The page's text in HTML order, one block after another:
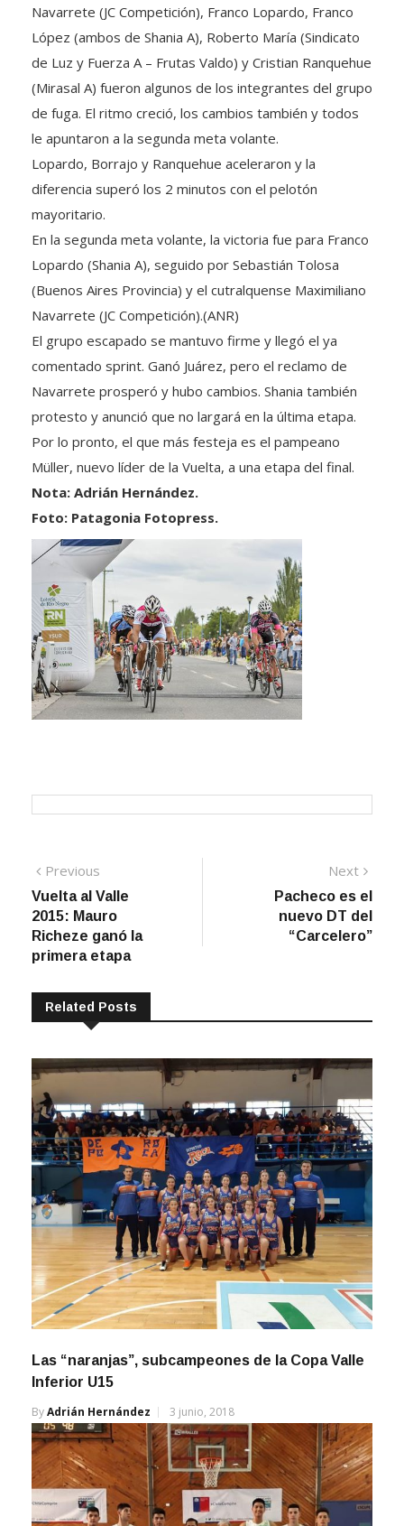
Navarrete (JC Competición), Franco Lopardo, Franco
López (ambos de Shania A), Roberto María (Sindicato
de Luz y Fuerza A – Frutas Valdo) y Cristian Ranquehue
(Mirasal A) fueron algunos de los integrantes del grupo
de fuga. El ritmo creció, los cambios también y todos
le apuntaron a la segunda meta volante.
Lopardo, Borrajo y Ranquehue aceleraron y la
diferencia superó los 2 minutos con el pelotón
mayoritario.
En la segunda meta volante, la victoria fue para Franco
Lopardo (Shania A), seguido por Sebastián Tolosa
(Buenos Aires Provincia) y el cutralquense Maximiliano
Navarrete (JC Competición).(ANR)
El grupo escapado se mantuvo firme y llegó el ya
comentado sprint. Ganó Juárez, pero el reclamo de
Navarrete prosperó y hubo cambios. Shania también
protesto y anunció que no largará en la última etapa.
Por lo pronto, el que más festeja es el pampeano
Müller, nuevo líder de la Vuelta, a una etapa del final.
Nota: Adrián Hernández.
Foto: Patagonia Fotopress.
Navegación
de
entradas
Previous
post:
Vuelta al Valle
2015: Mauro
Richeze ganó la
primera etapa
Next
post:
Pacheco es el
nuevo DT del
“Carcelero”
Related Posts
Las “naranjas”, subcampeones de la Copa Valle
Inferior U15
ByAdrián Hernández 3 junio, 2018